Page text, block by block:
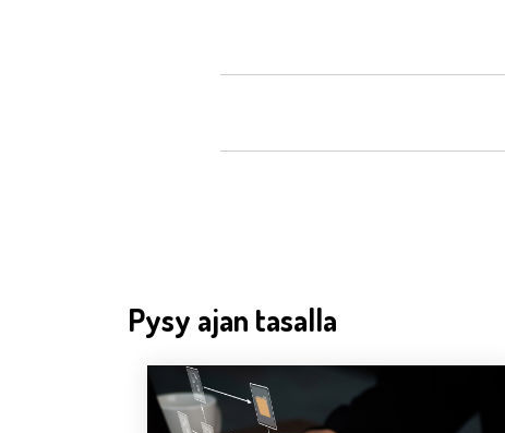
Pysy ajan tasalla